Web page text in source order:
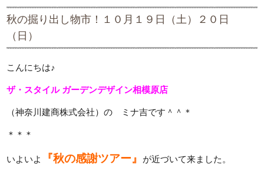
秋の掘り出し物市！１０月１９日（土）２０日
（日）
こんにちは♪
ザ・スタイル ガーデンデザイン相模原店
（神奈川建商株式会社）の ミナ吉です＾＾＊
＊＊＊
いよいよ 『秋の感謝ツアー』 が近づいて来ました。